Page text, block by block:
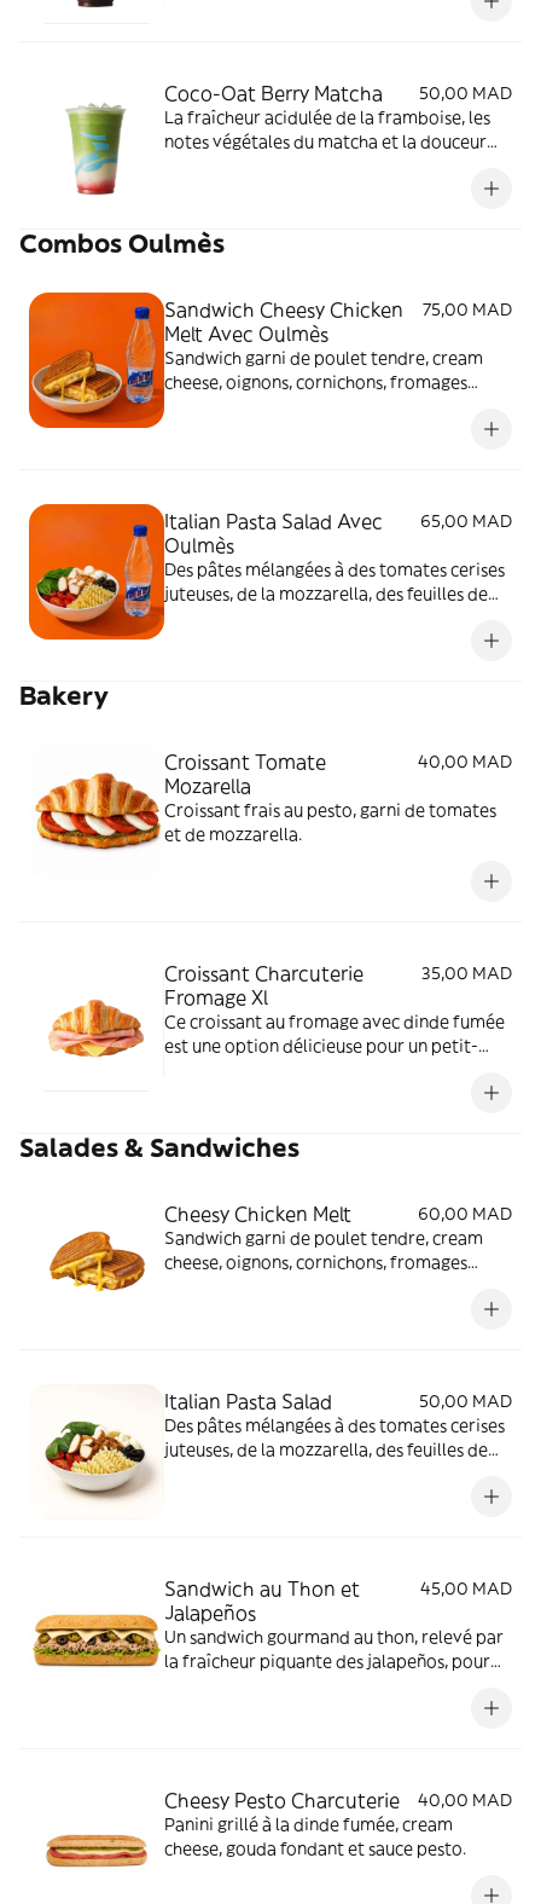
Coco-Oat Berry Matcha
50,00 MAD
La fraîcheur acidulée de la framboise, les
notes végétales du matcha et la douceur
Combos Oulmès
Sandwich Cheesy Chicken
Melt Avec Oulmès
75,00 MAD
Sandwich garni de poulet tendre, cream
cheese, oignons, cornichons, fromages
Italian Pasta Salad Avec
Oulmès
65,00 MAD
Des pâtes mélangées à des tomates cerises
juteuses, de la mozzarella, des feuilles de
Bakery
Croissant Tomate
Mozarella
40,00 MAD
Croissant frais au pesto, garni de tomates
et de mozzarella.
Croissant Charcuterie
Fromage Xl
35,00 MAD
Ce croissant au fromage avec dinde fumée
est une option délicieuse pour un petit-
Salades & Sandwiches
Cheesy Chicken Melt
60,00 MAD
Sandwich garni de poulet tendre, cream
cheese, oignons, cornichons, fromages
Italian Pasta Salad
50,00 MAD
Des pâtes mélangées à des tomates cerises
juteuses, de la mozzarella, des feuilles de
Sandwich au Thon et
Jalapeños
45,00 MAD
Un sandwich gourmand au thon, relevé par
la fraîcheur piquante des jalapeños, pour
Cheesy Pesto Charcuterie
40,00 MAD
Panini grillé à la dinde fumée, cream
cheese, gouda fondant et sauce pesto.